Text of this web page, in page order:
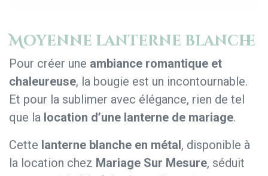
Moyenne lanterne blanche
Pour créer une ambiance romantique et
chaleureuse, la bougie est un incontournable.
Et pour la sublimer avec élégance, rien de tel
que la location d’une lanterne de mariage.
Cette lanterne blanche en métal, disponible à
la location chez Mariage Sur Mesure, séduit